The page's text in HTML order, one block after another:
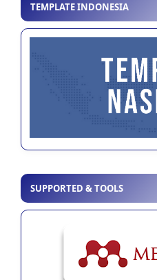
TEMPLATE INDONESIA
SUPPORTED & TOOLS